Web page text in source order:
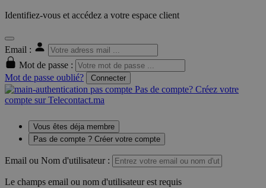
Identifiez-vous et accédez a votre espace client
Email :
Mot de passe :
Mot de passe oublié?
Connecter
Pas de compte? Créez votre
compte sur Telecontact.ma
Vous êtes déja membre
Pas de compte ? Créer votre compte
Email ou Nom d'utilisateur :
Le champs email ou nom d'utilisateur est requis